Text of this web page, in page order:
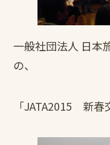
一般社団法人 日
の、
「JATA2015 新春